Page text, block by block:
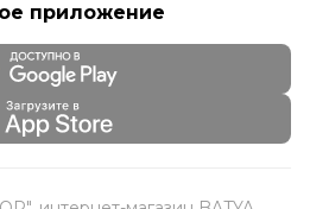
приложение